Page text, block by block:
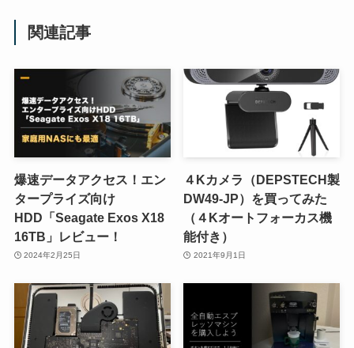
関連記事
爆速データアクセス！エン
タープライズ向け
HDD「Seagate Exos X18
16TB」レビュー！
2024年2月25日
４Kカメラ（DEPSTECH製
DW49-JP）を買ってみた
（４Kオートフォーカス機
能付き）
2021年9月1日